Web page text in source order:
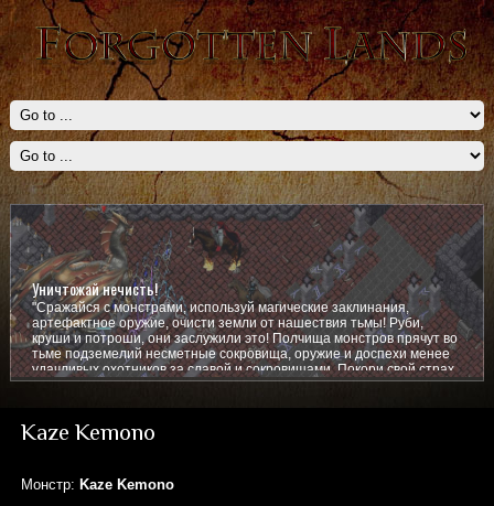
Уничтожай нечисть!
"Сражайся с монстрами, используй магические заклинания,
артефактное оружие, очисти земли от нашествия тьмы! Руби,
круши и потроши, они заслужили это! Полчища монстров прячут во
тьме подземелий несметные сокровища, оружие и доспехи менее
удачливых охотников за славой и сокровищами. Покори свой страх,
покажи им кто тут главный!
Kaze Kemono
Монстр: Kaze Kemono